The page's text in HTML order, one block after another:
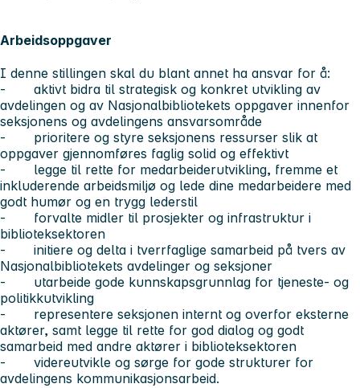
Arbeidsoppgaver
I denne stillingen skal du blant annet ha ansvar for å:
- aktivt bidra til strategisk og konkret utvikling av
avdelingen og av Nasjonalbibliotekets oppgaver innenfor
seksjonens og avdelingens ansvarsområde
- prioritere og styre seksjonens ressurser slik at
oppgaver gjennomføres faglig solid og effektivt
- legge til rette for medarbeiderutvikling, fremme et
inkluderende arbeidsmiljø og lede dine medarbeidere med
godt humør og en trygg lederstil
- forvalte midler til prosjekter og infrastruktur i
biblioteksektoren
- initiere og delta i tverrfaglige samarbeid på tvers av
Nasjonalbibliotekets avdelinger og seksjoner
- utarbeide gode kunnskapsgrunnlag for tjeneste- og
politikkutvikling
- representere seksjonen internt og overfor eksterne
aktører, samt legge til rette for god dialog og godt
samarbeid med andre aktører i biblioteksektoren
- videreutvikle og sørge for gode strukturer for
avdelingens kommunikasjonsarbeid.